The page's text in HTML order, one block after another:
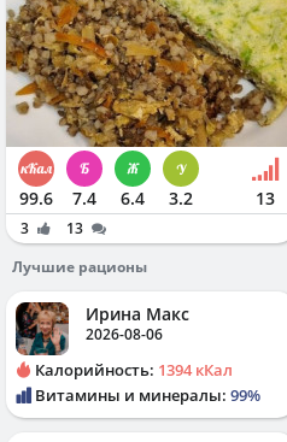
99.6 7.4 6.4 3.2 13
3
13
Лучшие рационы
Ирина Макс
2026-08-06
Калорийность: 1394 кКал
Витамины и минералы: 99%